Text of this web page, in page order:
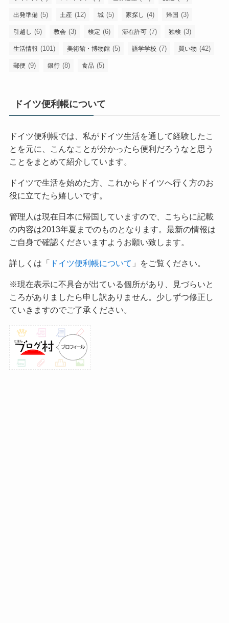
出発準備 (5) 土産 (12) 城 (5) 家探し (4) 帰国 (3)
引越し (6) 教会 (3) 検定 (6) 滞在許可 (7) 独検 (3)
生活情報 (101) 美術館・博物館 (5) 語学学校 (7) 買い物 (42)
郵便 (9) 銀行 (8) 食品 (5)
ドイツ便利帳について
ドイツ便利帳では、私がドイツ生活を通して経験したこ
とを元に、こんなことが分かったら便利だろうなと思う
ことをまとめて紹介しています。
ドイツで生活を始めた方、これからドイツへ行く方のお
役に立てたら嬉しいです。
管理人は現在日本に帰国していますので、こちらに記載
の内容は2013年夏までのものとなります。最新の情報は
ご自身で確認くださいますようお願い致します。
詳しくは「 ドイツ便利帳について 」をご覧ください。
※現在表示に不具合が出ている個所があり、見づらいと
ころがありましたら申し訳ありません。少しずつ修正し
ていきますのでご了承ください。